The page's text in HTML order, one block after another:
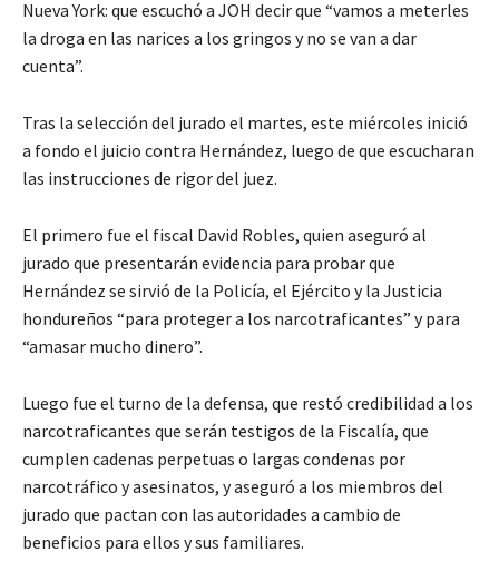
Nueva York: que escuchó a JOH decir que “vamos a meterles
la droga en las narices a los gringos y no se van a dar
cuenta”.
Tras la selección del jurado el martes, este miércoles inició
a fondo el juicio contra Hernández, luego de que escucharan
las instrucciones de rigor del juez.
El primero fue el fiscal David Robles, quien aseguró al
jurado que presentarán evidencia para probar que
Hernández se sirvió de la Policía, el Ejército y la Justicia
hondureños “para proteger a los narcotraficantes” y para
“amasar mucho dinero”.
Luego fue el turno de la defensa, que restó credibilidad a los
narcotraficantes que serán testigos de la Fiscalía, que
cumplen cadenas perpetuas o largas condenas por
narcotráfico y asesinatos, y aseguró a los miembros del
jurado que pactan con las autoridades a cambio de
beneficios para ellos y sus familiares.